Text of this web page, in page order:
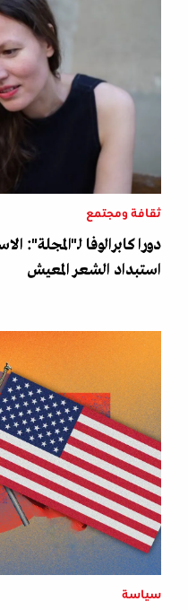
ثقافة ومجتمع
دورا كابرالوفا لـ"المجلة":
استبداد الشعر المعيش
سياسة